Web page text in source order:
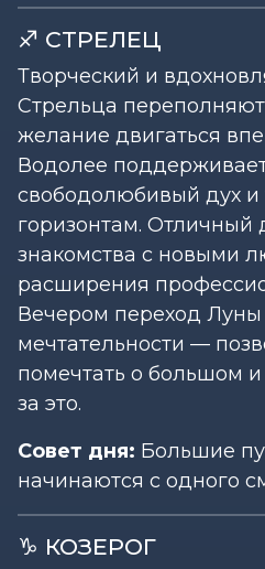
♐ СТРЕЛЕЦ
Творческий и
Стрельца
желание двигаться
Водолее
свободолюбивый дух и
горизонтам. Отличный
знакомства с новыми
расширения
Вечером переход
мечтательности —
помечтать о большом
за это.
Совет дня: Большие
начинаются с одного
♑ КОЗЕРОГ